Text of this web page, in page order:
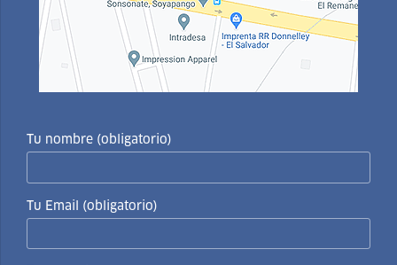
Tu nombre (obligatorio)
Tu Email (obligatorio)